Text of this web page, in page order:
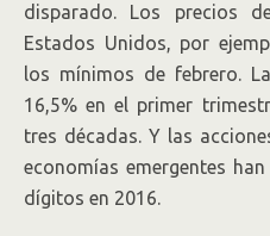
disparado. Los precios
Estados Unidos, por
los mínimos de febrero.
16,5% en el primer
tres décadas. Y las
economías emergentes
dígitos en 2016.